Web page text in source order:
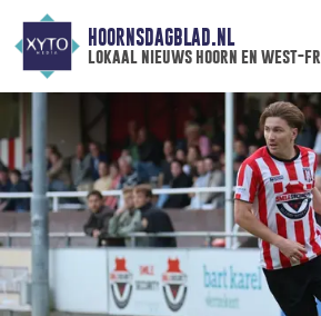
HOORNSDAGBLAD.NL
lokaal nieuws hoorn en west-